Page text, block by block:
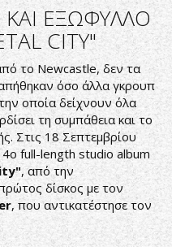
KAI EΞΩΦΥΛΛΟ
CITY"
το Newcastle, δεν τα
όσο άλλα γκρουπ
οποία δείχνουν όλα
τη συμπάθεια και το
Στις 18 Σεπτεμβρίου
full-length studio album
, από την
δίσκος με τον
, που αντικατέστησε τον